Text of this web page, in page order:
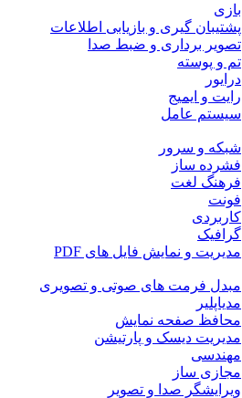
بازی
پشتیبان گیری و بازیابی اطلاعات
تصویر برداری و ضبط صدا
تم و پوسته
درایور
رایت و ایمیج
سیستم عامل
شبکه و سرور
فشرده ساز
فرهنگ لغت
فونت
کاربردی
گرافیک
مدیریت و نمایش فایل های PDF
مبدل فرمت های صوتی و تصویری
مدیاپلیر
محافظ صفحه نمایش
مدیریت دیسک و پارتیشن
مهندسی
مجازی ساز
ویرایشگر صدا و تصویر